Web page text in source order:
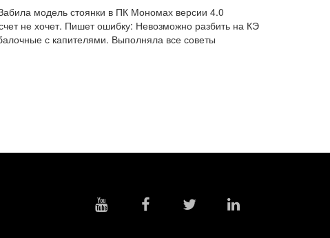
модель стоянки в ПК Мономах версии 4.0
не хочет. Пишет ошибку: Невозможно разбить на КЭ
с капителями. Выполняла все советы